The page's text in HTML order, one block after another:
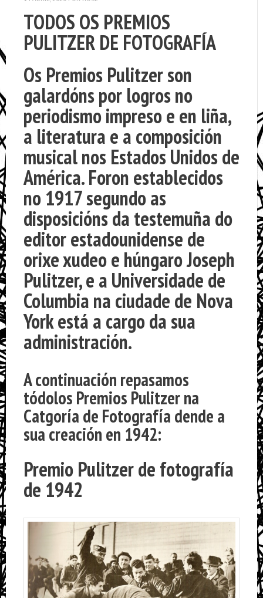
TODOS OS PREMIOS
PULITZER DE FOTOGRAFÍA
Os Premios Pulitzerson
galardóns por logros no
periodismo impreso e en liña,
a literatura e a composición
musical nos Estados Unidos de
América. Foron establecidos
no 1917 segundo as
disposicións da testemuña do
editor estadounidense de
orixe xudeo e húngaroJoseph
Pulitzer, e a Universidade de
Columbia na ciudade de Nova
York está a cargo da sua
administración.
A continuación repasamos
tódolos Premios Pulitzer na
Catgoría de Fotografía dende a
sua creación en 1942:
Premio Pulitzer de fotografía
de 1942